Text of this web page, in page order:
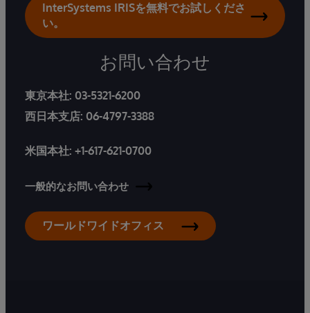
InterSystems IRISを無料でお試しくださ
い。
お問い合わせ
東京本社: 03-5321-6200
西日本支店: 06-4797-3388
米国本社: +1-617-621-0700
一般的なお問い合わせ
ワールドワイドオフィス